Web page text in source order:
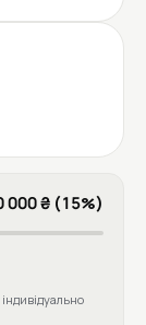
000 ₴ (15%)